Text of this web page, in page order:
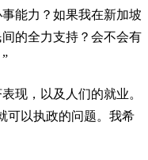
能力？如果我在新加坡
的全力支持？会不会有
现，以及人们的就业。
可以执政的问题。我希